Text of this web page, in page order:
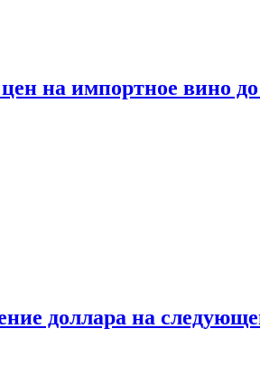
на импортное вино
доллара на